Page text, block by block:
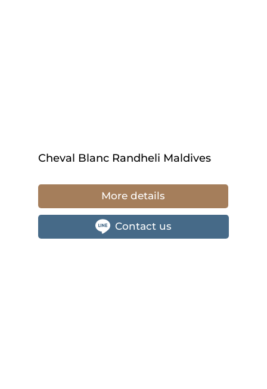
Cheval Blanc Randheli Maldives
More details
Contact us